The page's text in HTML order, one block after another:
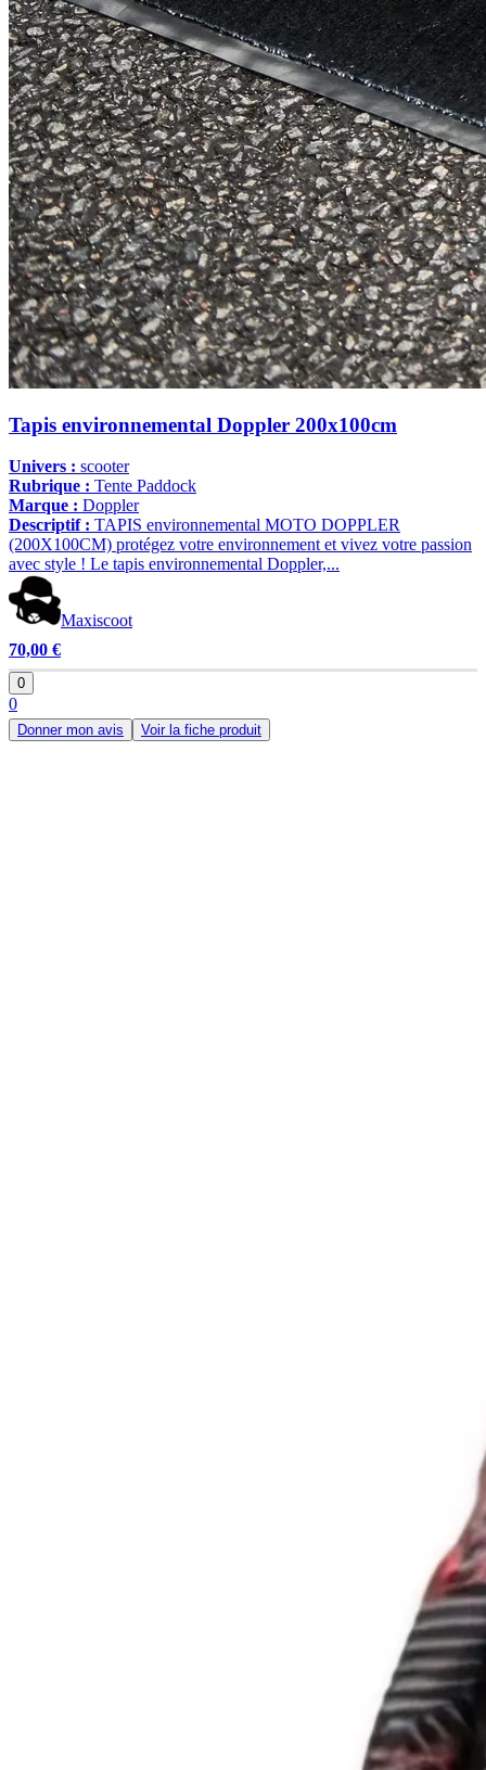
Tapis environnemental Doppler 200x100cm
Univers : scooter
Rubrique : Tente Paddock
Marque : Doppler
Descriptif : TAPIS environnemental MOTO DOPPLER
(200X100CM) protégez votre environnement et vivez votre passion
avec style ! Le tapis environnemental Doppler,...
Maxiscoot
70,00 €
0
0
Donner mon avis Voir la fiche produit